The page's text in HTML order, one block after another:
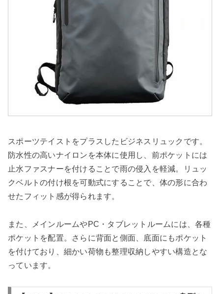
スポーツテイストをプラスしたビジネスリュックです。
防水性の高いナイロンを本体に使用し、前ポケットには
止水ファスナーを付けることで雨の侵入を軽減。リュッ
クベルトの付け根を可動式にすることで、体の形に合わ
せたフィット感が得られます。
また、メインルームやPC・タブレットルームには、各種
ポケットを配置。さらに背面と側面、底面にもポケット
を付けており、細かい荷物も整理収納しやすい構造とな
っています。